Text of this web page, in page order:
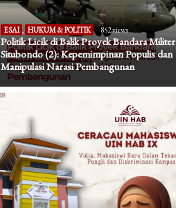
ESAI HUKUM & POLITIK 852 views
Politik Licik di Balik Proyek Bandara Militer
Situbondo (2): Kepemimpinan Populis dan
Manipulasi Narasi Pembangunan